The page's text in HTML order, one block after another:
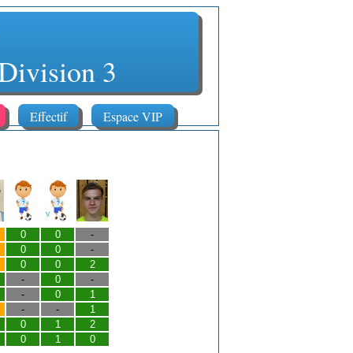
3
Effectif Espace VIP
0 0
-
0 0
-
0 0
2
- 0
-
- 0
1
- -
1
0 1
2
0 1
0